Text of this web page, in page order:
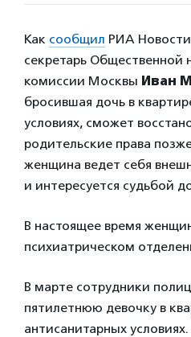
Как сообщил РИА
секретарь Общественной
комиссии Москвы Иван
бросившая дочь в
условиях, сможет
родительские права
женщина ведет себя
и интересуется судьбой
В настоящее время
психиатрическом
В марте сотрудники
пятилетнюю девочку в
антисанитарных